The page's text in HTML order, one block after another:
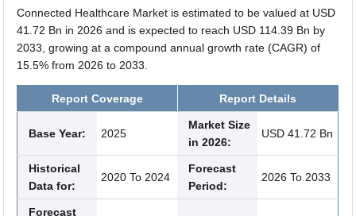
Connected Healthcare Market is estimated to be valued at USD
41.72 Bn in 2026 and is expected to reach USD 114.39 Bn by
2033, growing at a compound annual growth rate (CAGR) of
15.5% from 2026 to 2033.
Report Coverage Report Details
Base Year: 2025
Market Size
in 2026:
USD 41.72 Bn
Historical
Data for:
2020 To 2024
Forecast
Period:
2026 To 2033
Forecast